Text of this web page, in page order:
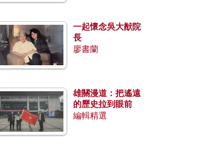
一起懷念吳大猷院
長
廖書蘭
雄關漫道：把遙遠
的歷史拉到眼前
編輯精選